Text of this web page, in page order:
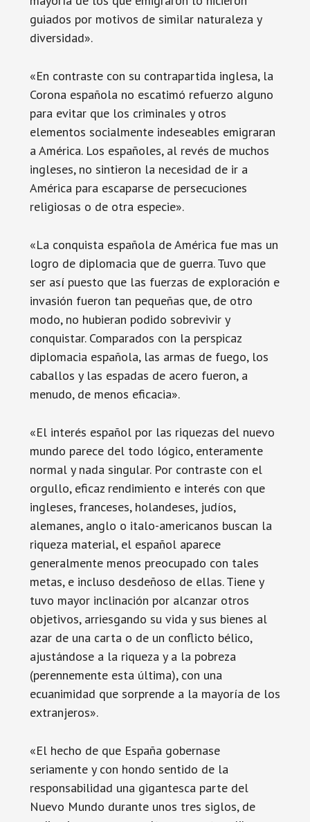
guiados por motivos de similar naturaleza y
diversidad».
«En contraste con su contrapartida inglesa, la
Corona española no escatimó refuerzo alguno
para evitar que los criminales y otros
elementos socialmente indeseables emigraran
a América. Los españoles, al revés de muchos
ingleses, no sintieron la necesidad de ir a
América para escaparse de persecuciones
religiosas o de otra especie».
«La conquista española de América fue mas un
logro de diplomacia que de guerra. Tuvo que
ser así puesto que las fuerzas de exploración e
invasión fueron tan pequeñas que, de otro
modo, no hubieran podido sobrevivir y
conquistar. Comparados con la perspicaz
diplomacia española, las armas de fuego, los
caballos y las espadas de acero fueron, a
menudo, de menos eficacia».
«El interés español por las riquezas del nuevo
mundo parece del todo lógico, enteramente
normal y nada singular. Por contraste con el
orgullo, eficaz rendimiento e interés con que
ingleses, franceses, holandeses, judíos,
alemanes, anglo o italo-americanos buscan la
riqueza material, el español aparece
generalmente menos preocupado con tales
metas, e incluso desdeñoso de ellas. Tiene y
tuvo mayor inclinación por alcanzar otros
objetivos, arriesgando su vida y sus bienes al
azar de una carta o de un conflicto bélico,
ajustándose a la riqueza y a la pobreza
(perennemente esta última), con una
ecuanimidad que sorprende a la mayoría de los
extranjeros».
«El hecho de que España gobernase
seriamente y con hondo sentido de la
responsabilidad una gigantesca parte del
Nuevo Mundo durante unos tres siglos, de